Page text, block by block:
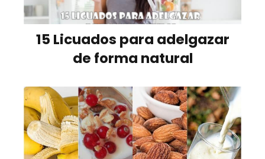
15 Licuados para adelgazar
de forma natural